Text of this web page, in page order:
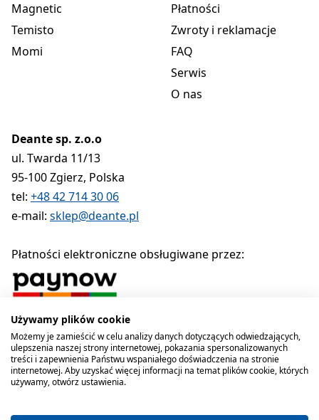
Magnetic
Temisto
Momi
Płatności
Zwroty i reklamacje
FAQ
Serwis
O nas
Deante sp. z.o.o
ul. Twarda 11/13
95-100 Zgierz, Polska
tel: +48 42 714 30 06
e-mail: sklep@deante.pl
Płatności elektroniczne obsługiwane przez:
Deante sp. z o.o. 1990-2026
Polityka prywatności Regulamin Polityka cookies
Używamy plików cookie
Możemy je zamieścić w celu analizy danych dotyczących odwiedzających,
ulepszenia naszej strony internetowej, pokazania spersonalizowanych
treści i zapewnienia Państwu wspaniałego doświadczenia na stronie
internetowej. Aby uzyskać więcej informacji na temat plików cookie, których
używamy, otwórz ustawienia.